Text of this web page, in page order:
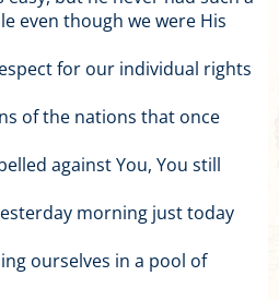
even though we were His
for our individual rights
of the nations that once
against You, You still
morning just today
ourselves in a pool of